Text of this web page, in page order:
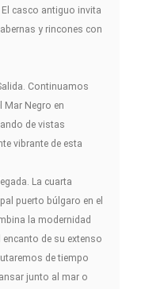
casco antiguo invita
y rincones con
Continuamos
Mar Negro en
de vistas
vibrante de esta
La cuarta
puerto búlgaro en el
la modernidad
de su extenso
de tiempo
junto al mar o